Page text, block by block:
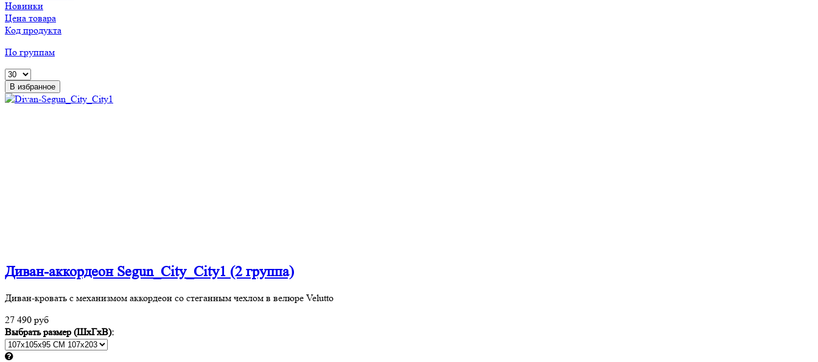
Новинки
Цена товара
Код продукта
По группам
В избранное
Диван-аккордеон Segun_City_City1 (2 группа)
Диван-кровать с механизмом аккордеон со стеганным чехлом в велюре Velutto
27 490 руб
Выбрать размер (ШхГхВ):